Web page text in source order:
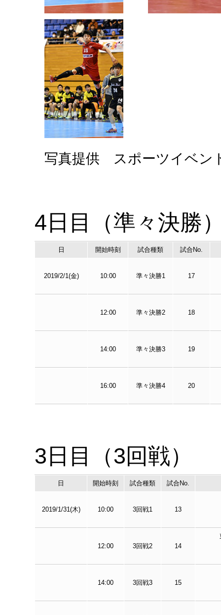
写真提供 スポーツイベン
4日目（準々決勝
日 開始時刻 試合種類 試合No.
2019/2/1(金) 10:00 準々決勝1 17
12:00 準々決勝2 18
14:00 準々決勝3 19
16:00 準々決勝4 20
3日目（3回戦）
日 開始時刻 試合種類 試合No.
2019/1/31(木) 10:00 3回戦1 13
12:00 3回戦2 14
14:00 3回戦3 15